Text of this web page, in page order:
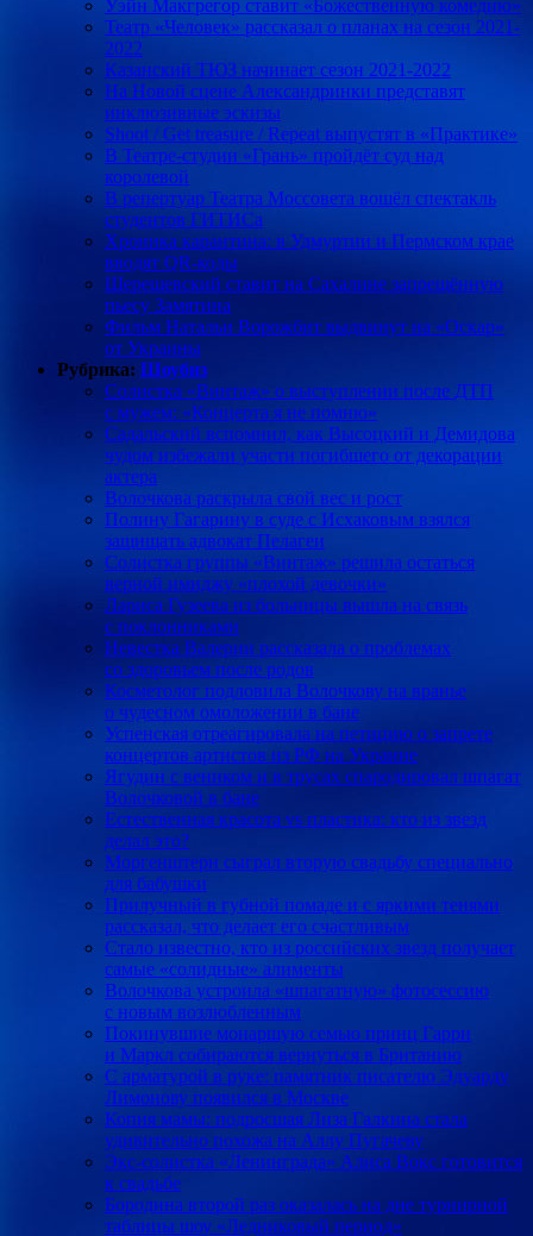
Уэйн Макгрегор ставит «Божественную комедию»
Театр «Человек» рассказал о планах на сезон 2021-
2022
Казанский ТЮЗ начинает сезон 2021-2022
На Новой сцене Александринки представят
инклюзивные эскизы
Shoot / Get treasure / Repeat выпустят в «Практике»
В Театре-студии «Грань» пройдёт суд над
королевой
В репертуар Театра Моссовета вошёл спектакль
студентов ГИТИСа
Хроника карантина: в Удмуртии и Пермском крае
вводят QR-коды
Шерешевский ставит на Сахалине запрещённую
пьесу Замятина
Фильм Натальи Ворожбит выдвинут на «Оскар»
от Украины
Рубрика: Шоубиз
Солистка «Винтаж» о выступлении после ДТП
с мужем: «Концерта я не помню»
Садальский вспомнил, как Высоцкий и Демидова
чудом избежали участи погибшего от декорации
актера
Волочкова раскрыла свой вес и рост
Полину Гагарину в суде с Исхаковым взялся
защищать адвокат Пелагеи
Солистка группы «Винтаж» решила остаться
верной имиджу «плохой девочки»
Лариса Гузеева из больницы вышла на связь
с поклонниками
Невестка Валерии рассказала о проблемах
со здоровьем после родов
Косметолог подловила Волочкову на вранье
о чудесном омоложении в бане
Успенская отреагировала на петицию о запрете
концертов артистов из РФ на Украине
Ягудин с веником и в трусах спародировал шпагат
Волочковой в бане
Естественная красота vs пластика: кто из звезд
делал это?
Моргенштерн сыграл вторую свадьбу специально
для бабушки
Прилучный в губной помаде и с яркими тенями
рассказал, что делает его счастливым
Стало известно, кто из российских звезд получает
самые «солидные» алименты
Волочкова устроила «шпагатную» фотосессию
с новым возлюбленным
Покинувшие монаршую семью принц Гарри
и Маркл собираются вернуться в Британию
С арматурой в руке: памятник писателю Эдуарду
Лимонову появился в Москве
Копия мамы: подросшая Лиза Галкина стала
удивительно похожа на Аллу Пугачеву
Экс-солистка «Ленинграда» Алиса Вокс готовится
к свадьбе
Бородина второй раз оказалась на дне турнирной
таблицы шоу «Ледниковый период»